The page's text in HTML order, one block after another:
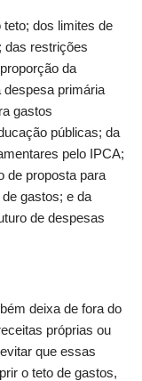
dos limites de
das restrições
da
despesa primária
gastos
públicas; da
pelo IPCA;
de proposta para
gastos; e da
de despesas
deixa de fora do
próprias ou
que essas
o teto de gastos,